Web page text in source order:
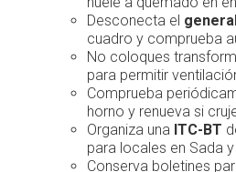
Desconecta el
cuadro y comprueba
No coloques
para permitir
Comprueba
horno y renueva si
Organiza una ITC-BT
para locales en Sada y
Conserva boletines